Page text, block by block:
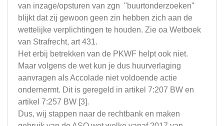
van inzage/opsturen van zgn "buurtonderzoeken"
blijkt dat zij gewoon geen zin hebben zich aan de
wettelijke verplichtingen te houden. Zie oa Wetboek
van Strafrecht, art 431.
Het erbij betrekken van de PKWF helpt ook niet.
Maar volgens de wet kun je dus huurverlaging
aanvragen als Accolade niet voldoende actie
ondernermt. Dit is geregeld in artikel 7:207 BW en
artikel 7:257 BW [3].
Dus, wij stappen naar de rechtbank en maken